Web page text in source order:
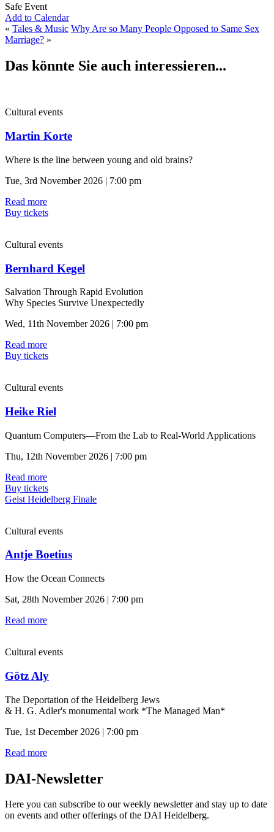
Safe Event
Add to Calendar
« Tales & Music Why Are so Many People Opposed to Same Sex
Marriage? »
Das könnte Sie auch interessieren...
Cultural events
Martin Korte
Where is the line between young and old brains?
Tue, 3rd November 2026 | 7:00 pm
Read more
Buy tickets
Cultural events
Bernhard Kegel
Salvation Through Rapid Evolution
Why Species Survive Unexpectedly
Wed, 11th November 2026 | 7:00 pm
Read more
Buy tickets
Cultural events
Heike Riel
Quantum Computers—From the Lab to Real-World Applications
Thu, 12th November 2026 | 7:00 pm
Read more
Buy tickets
Geist Heidelberg Finale
Cultural events
Antje Boetius
How the Ocean Connects
Sat, 28th November 2026 | 7:00 pm
Read more
Cultural events
Götz Aly
The Deportation of the Heidelberg Jews
& H. G. Adler's monumental work *The Managed Man*
Tue, 1st December 2026 | 7:00 pm
Read more
DAI-Newsletter
Here you can subscribe to our weekly newsletter and stay up to date
on events and other offerings of the DAI Heidelberg.